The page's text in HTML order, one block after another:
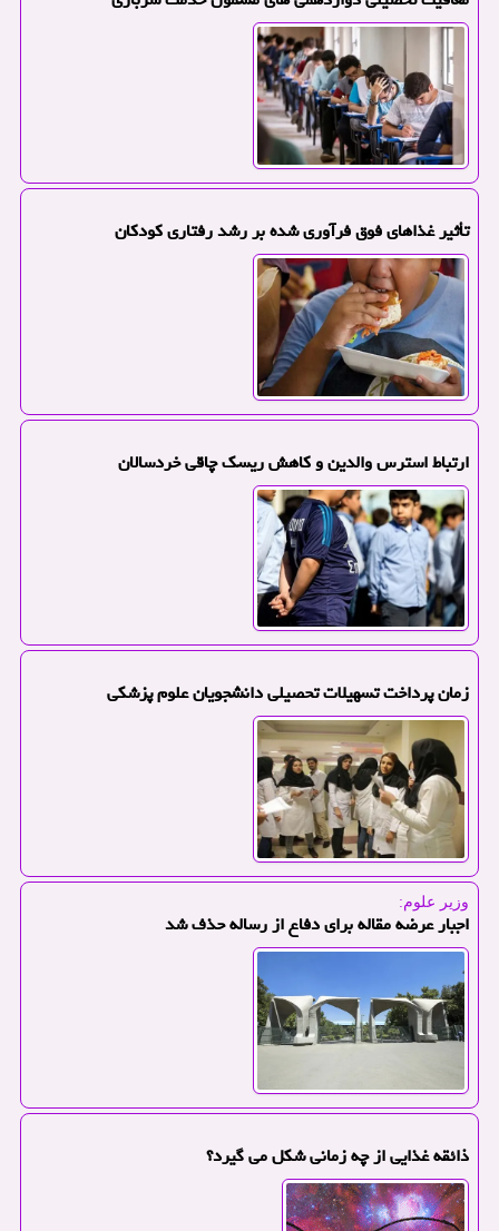
تأثیر غذاهای فوق فرآوری شده بر رشد رفتاری کودکان
ارتباط استرس والدین و کاهش ریسک چاقی خردسالان
زمان پرداخت تسهیلات تحصیلی دانشجویان علوم پزشکی
وزیر علوم:
اجبار عرضه مقاله برای دفاع از رساله حذف شد
ذائقه غذایی از چه زمانی شکل می گیرد؟